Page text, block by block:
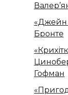
«Джейн
Бронте
Гофман